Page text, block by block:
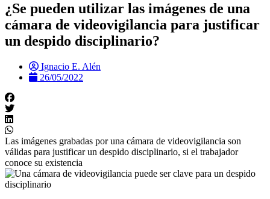
¿Se pueden utilizar las imágenes de una
cámara de videovigilancia para justificar
un despido disciplinario?
Ignacio E. Alén
26/05/2022
Las imágenes grabadas por una cámara de videovigilancia son
válidas para justificar un despido disciplinario, si el trabajador
conoce su existencia